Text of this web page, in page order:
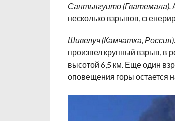
Сантьягуито (Гватемала).
несколько взрывов,
Шивелуч (Камчатка, Россия).
произвел крупный взрыв, в
высотой 6,5 км. Еще один
оповещения горы остается